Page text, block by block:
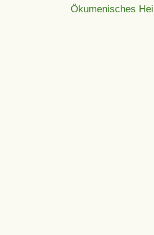
Ökumenisches